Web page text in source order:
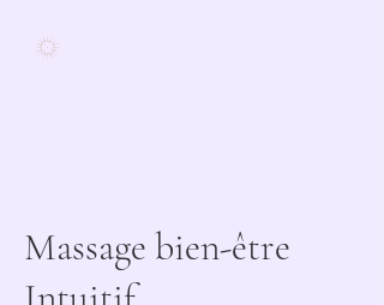
Massage bien-être